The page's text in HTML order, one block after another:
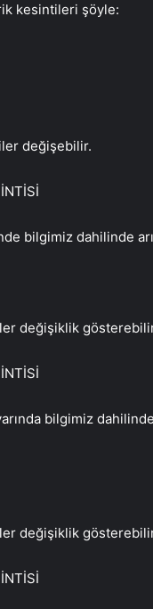
kesintileri şöyle:
değişebilir.
bilgimiz dahilinde
değişiklik
bilgimiz
değişiklik